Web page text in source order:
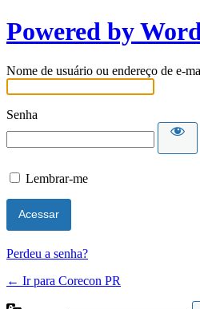
Powered by
Nome de usuário ou endereço de e-
Senha
Lembrar-me
Perdeu a senha?
← Ir para Corecon PR